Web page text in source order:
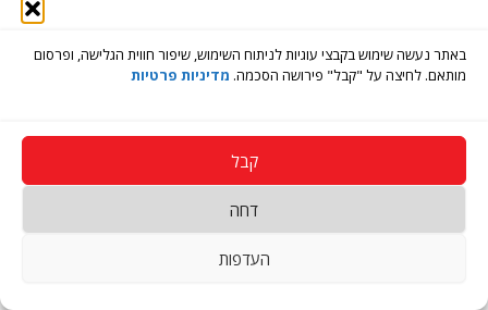
באתר נעשה שימוש בקבצי עוגיות לניתוח השימוש, שיפור חווית הגלישה, ופרסום
מותאם. לחיצה על "קבל" פירושה הסכמה. מדיניות פרטיות
קבל
דחה
העדפות
Copyright © 2026 בית דפוס איילון